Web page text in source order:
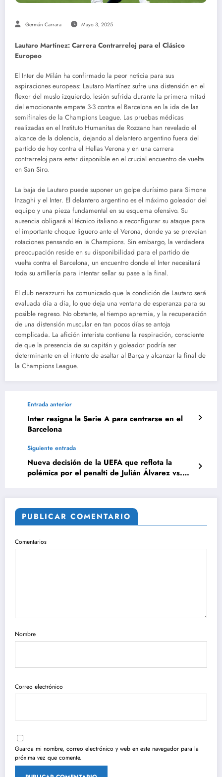
Germán Carrara Mayo 3, 2025
Lautaro Martínez: Carrera Contrarreloj para el Clásico
Europeo
El Inter de Milán ha confirmado la peor noticia para sus
aspiraciones europeas: Lautaro Martínez sufre una distensión en el
flexor del muslo izquierdo, lesión sufrida durante la primera mitad
del emocionante empate 3-3 contra el Barcelona en la ida de las
semifinales de la Champions League. Las pruebas médicas
realizadas en el Instituto Humanitas de Rozzano han revelado el
alcance de la dolencia, dejando al delantero argentino fuera del
partido de hoy contra el Hellas Verona y en una carrera
contrarreloj para estar disponible en el crucial encuentro de vuelta
en San Siro.
La baja de Lautaro puede suponer un golpe durísimo para Simone
Inzaghi y el Inter. El delantero argentino es el máximo goleador del
equipo y una pieza fundamental en su esquema ofensivo. Su
ausencia obligará al técnico italiano a reconfigurar su ataque para
el importante choque liguero ante el Verona, donde ya se preveían
rotaciones pensando en la Champions. Sin embargo, la verdadera
preocupación reside en su disponibilidad para el partido de
vuelta contra el Barcelona, un encuentro donde el Inter necesitará
toda su artillería para intentar sellar su pase a la final.
El club nerazzurri ha comunicado que la condición de Lautaro será
evaluada día a día, lo que deja una ventana de esperanza para su
posible regreso. No obstante, el tiempo apremia, y la recuperación
de una distensión muscular en tan pocos días se antoja
complicada. La afición interista contiene la respiración, consciente
de que la presencia de su capitán y goleador podría ser
determinante en el intento de asaltar al Barça y alcanzar la final de
la Champions League.
Entrada anterior
Inter resigna la Serie A para centrarse en el
Barcelona
Siguiente entrada
Nueva decisión de la UEFA que reflota la
polémica por el penalti de Julián Álvarez vs.
PUBLICAR COMENTARIO
Comentarios
Nombre
Correo electrónico
Guarda mi nombre, correo electrónico y web en este navegador para la
próxima vez que comente.